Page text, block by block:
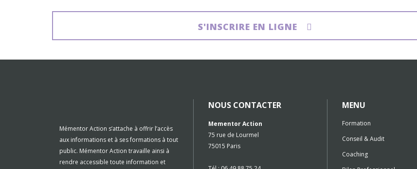
S'INSCRIRE EN LIGNE
Mémentor Action s’attache à offrir l’accès
aux informations et à ses formations à tout
public. Mémentor Action travaille ainsi à
rendre accessible toute information et
NOUS CONTACTER
Mementor Action
75 rue de Lourmel
75015 Paris
MENU
Formation
Conseil & Audit
Coaching